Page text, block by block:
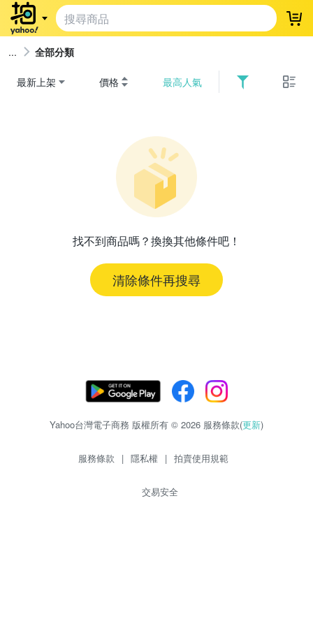
登
全部分類
最新上架 價格 最高人氣
找不到商品嗎？換換其他條件吧！
清除條件再搜尋
Yahoo台灣電子商務 版權所有 © 2026 服務條款(更新)
服務條款 | 隱私權 | 拍賣使用規範
交易安全